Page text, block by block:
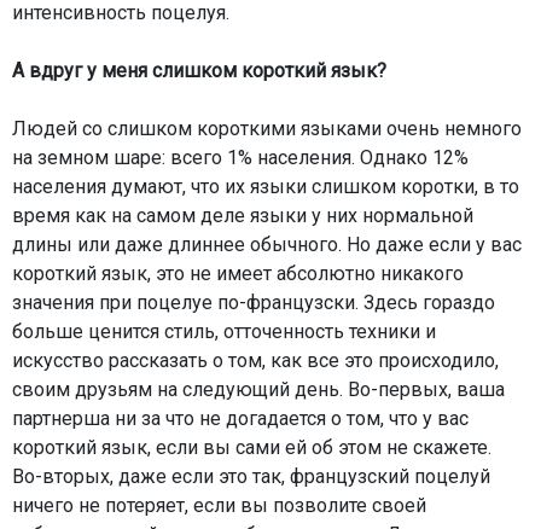
интенсивность поцелуя.
А вдруг у меня слишком короткий язык?
Людей со слишком короткими языками очень немного
на земном шаре: всего 1% населения. Однако 12%
населения думают, что их языки слишком коротки, в то
время как на самом деле языки у них нормальной
длины или даже длиннее обычного. Но даже если у вас
короткий язык, это не имеет абсолютно никакого
значения при поцелуе по-французски. Здесь гораздо
больше ценится стиль, отточенность техники и
искусство рассказать о том, как все это происходило,
своим друзьям на следующий день. Во-первых, ваша
партнерша ни за что не догадается о том, что у вас
короткий язык, если вы сами ей об этом не скажете.
Во-вторых, даже если это так, французский поцелуй
ничего не потеряет, если вы позволите своей